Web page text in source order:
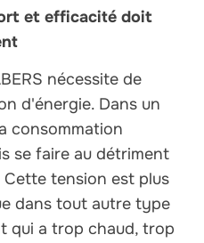
et efficacité doit
nécessite de
d'énergie. Dans un
consommation
se faire au détriment
tension est plus
dans tout autre type
qui a trop chaud, trop